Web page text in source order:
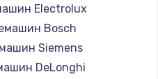
Electrolux
Bosch
Siemens
DeLonghi